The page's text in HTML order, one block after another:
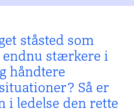
ståsted som
endnu stærkere i
håndtere
Så er
i ledelse den rette